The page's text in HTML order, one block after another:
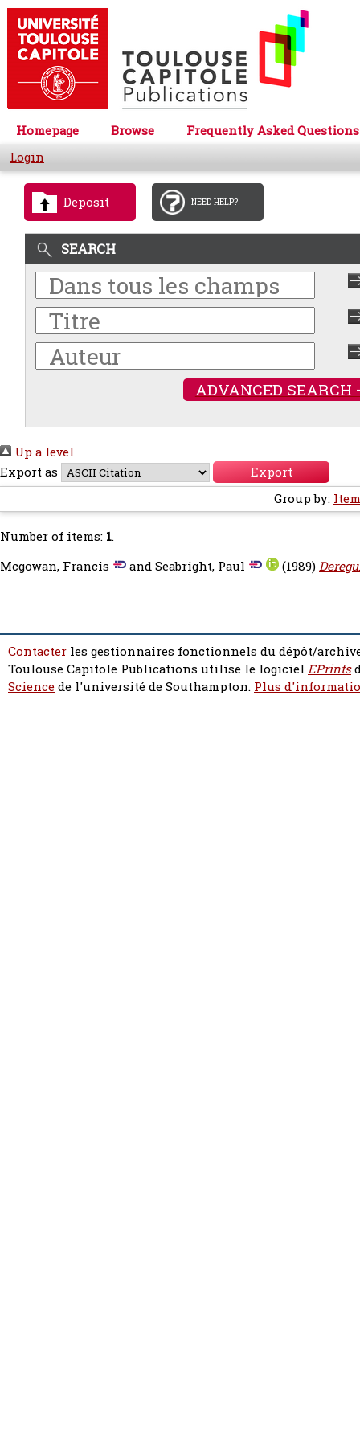
Homepage Browse
Frequently Asked Questions
Login
Deposit NEED HELP?
SEARCH
ADVANCED SEARCH
Up a level
Export as
Group by:
Number of items: 1.
Mcgowan, Francis
andSeabright, Paul (1989)
Contacter les gestionnaires fonctionnels du dépôt/
Toulouse Capitole Publications utilise le logiciel EPrints
Sciencede l'université de Southampton. Plus